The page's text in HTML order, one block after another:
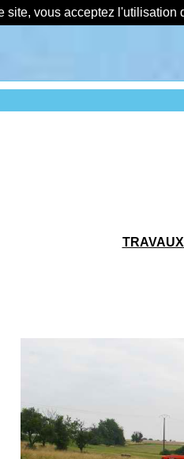
site, vous acceptez